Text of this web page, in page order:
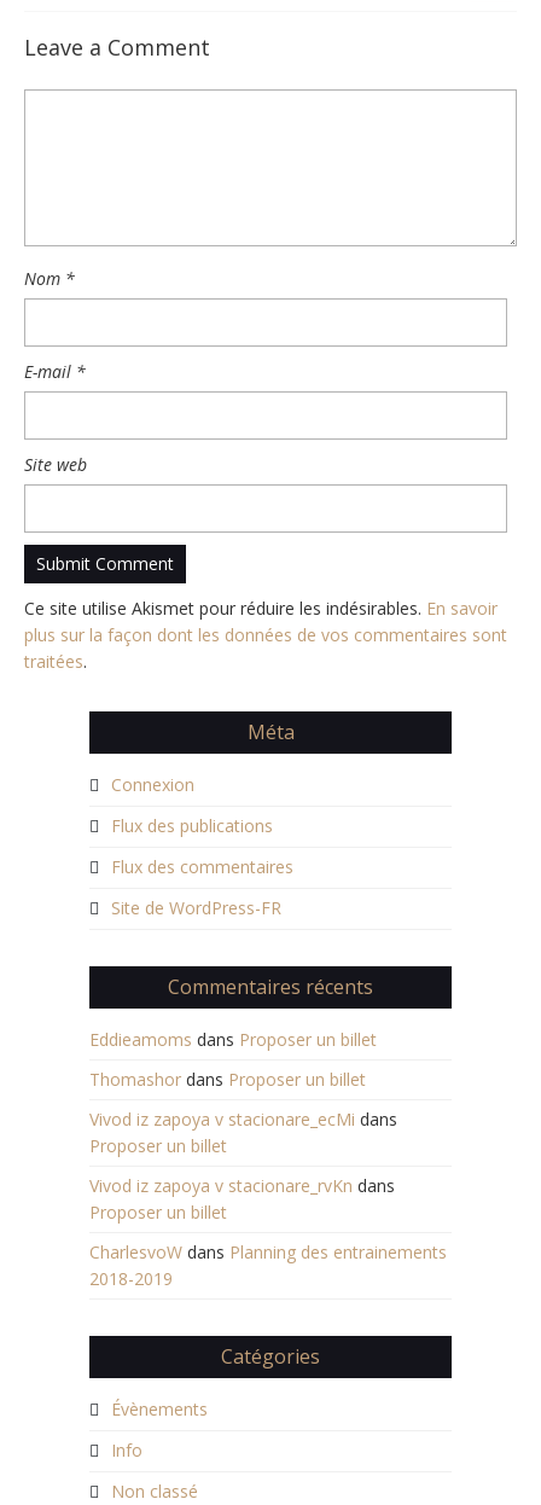
Leave a Comment
Nom *
E-mail *
Site web
Ce site utilise Akismet pour réduire les indésirables. En savoir
plus sur la façon dont les données de vos commentaires sont
traitées.
Méta
Connexion
Flux des publications
Flux des commentaires
Site de WordPress-FR
Commentaires récents
Eddieamoms dans Proposer un billet
Thomashor dans Proposer un billet
Vivod iz zapoya v stacionare_ecMi dans
Proposer un billet
Vivod iz zapoya v stacionare_rvKn dans
Proposer un billet
CharlesvoW dans Planning des entrainements
2018-2019
Catégories
Évènements
Info
Non classé